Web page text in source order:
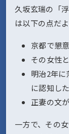
久坂玄瑞の「
は以下の点だよ
京都で懇
その女性
明治2年
に認知した
正妻の文
一方で、その